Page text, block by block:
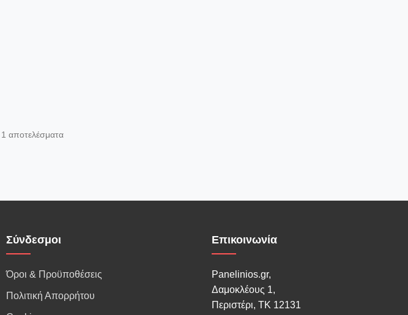
αποτελέσματα
Σύνδεσμοι
Όροι & Προϋποθέσεις
Πολιτική Απορρήτου
Επικοινωνία
Panelinios.gr,
Δαμοκλέους 1,
Περιστέρι, ΤΚ 12131